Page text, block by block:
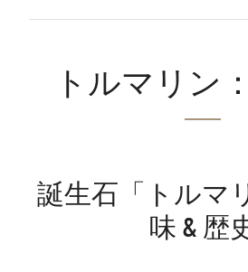
トルマリン
誕生石「トルマ
味 & 歴